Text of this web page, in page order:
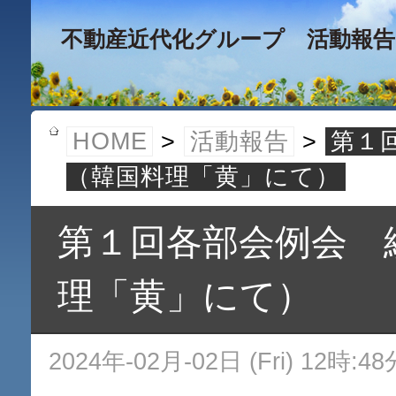
不動産近代化グループ 活動報告
HOME > 活動報告 > 第１
（韓国料理「黄」にて）
第１回各部会例会
理「黄」にて）
2024年-02月-02日 (Fri) 12時:48